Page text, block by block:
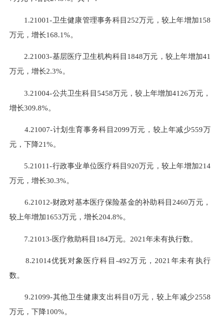
1.21001-卫生健康管理事务科目252万元，较上年增加158
万元，增长168.1%。
2.21003-基层医疗卫生机构科目1848万元，较上年增加41
万元，增长2.3%。
3.21004-公共卫生科目5458万元，较上年增加4126万元，
增长309.8%。
4.21007-计划生育事务科目2099万元，较上年减少559万
元，下降21%。
5.21011-行政事业单位医疗科目920万元，较上年增加214
万元，增长30.3%。
6.21012-财政对基本医疗保险基金的补助科目2460万元，
较上年增加1653万元，增长204.8%。
7.21013-医疗救助科目184万元。2021年未有执行数。
8.21014优抚对象医疗科目-492万元，2021年未有执行
数。
9.21099-其他卫生健康支出科目0万元，较上年减少2558
万元，下降100%。